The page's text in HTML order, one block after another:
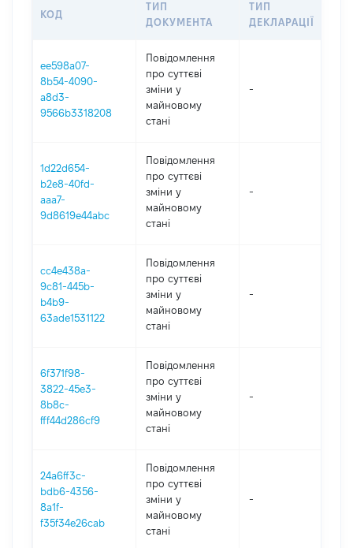
КОД
ТИП
ДОКУМЕНТА
ТИП
ДЕКЛАРАЦІЇ
ee598a07-
8b54-4090-
a8d3-
9566b3318208
Повідомлення
про суттєві
зміни y
майновому
стані
-
1d22d654-
b2e8-40fd-
aaa7-
9d8619e44abc
Повідомлення
про суттєві
зміни y
майновому
стані
-
cc4e438a-
9c81-445b-
b4b9-
63ade1531122
Повідомлення
про суттєві
зміни y
майновому
стані
-
6f371f98-
3822-45e3-
8b8c-
fff44d286cf9
Повідомлення
про суттєві
зміни y
майновому
стані
-
24a6ff3c-
bdb6-4356-
8a1f-
f35f34e26cab
Повідомлення
про суттєві
зміни y
майновому
стані
-